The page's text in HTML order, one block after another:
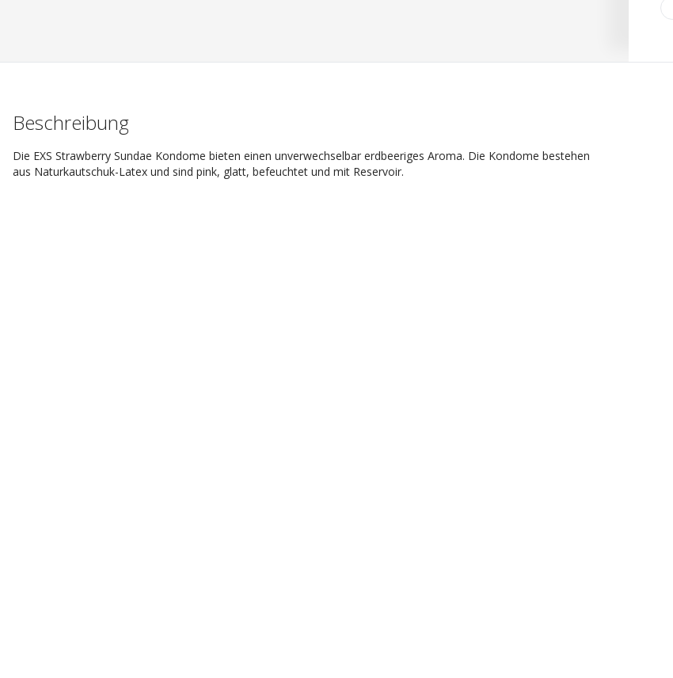
Beschreibung
Die EXS Strawberry Sundae Kondome bieten einen unverwechselbar erdbeeriges Aroma. Die Kondome bestehen
aus Naturkautschuk-Latex und sind pink, glatt, befeuchtet und mit Reservoir.